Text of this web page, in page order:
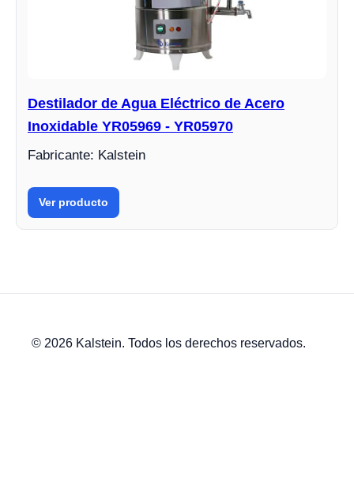
Destilador de Agua Eléctrico de Acero
Inoxidable YR05969 - YR05970
Fabricante: Kalstein
Ver producto
© 2026 Kalstein. Todos los derechos reservados.